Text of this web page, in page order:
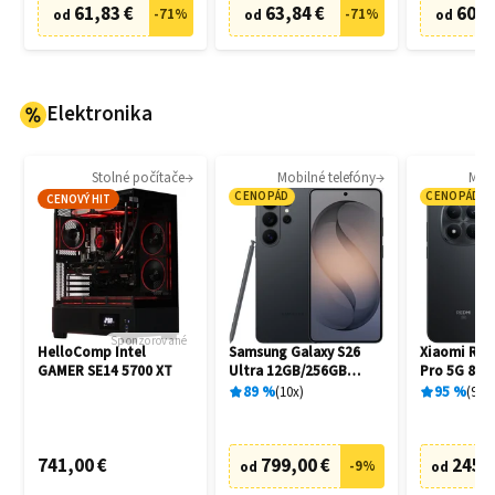
od 61,83 € -71% od 63,84 € -71% od
Elektronika
Stolné počítače
CENOVÝ HIT
Sponzorované
HelloComp Intel
GAMER SE14 5700 XT
741,00 €
Mobilné telefóny
CENOPÁD
Samsung Galaxy S26
Ultra 12GB/256GB
S948B Black
89% 10x
od 799,00 € -9%
CENOPÁD
Xiaomi
Pro 5G
Black
95% 94
od